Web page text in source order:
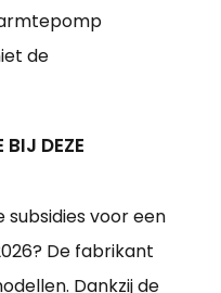
de
BIJ DEZE
subsidies voor een
De fabrikant
Dankzij de